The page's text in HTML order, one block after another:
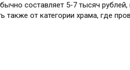
составляет 5-7 тысяч
от категории храма, где